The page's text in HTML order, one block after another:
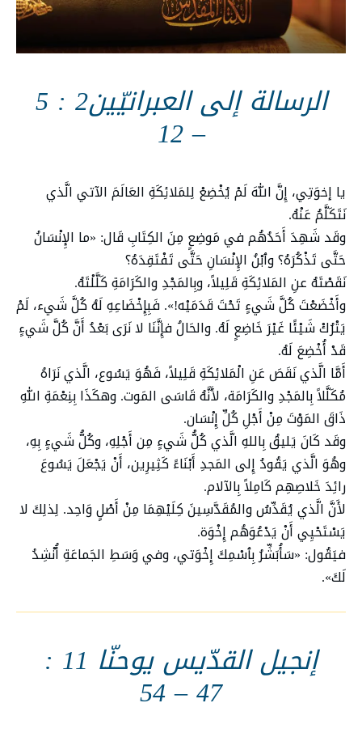
الرسالة إلى العبرانيّين2 : 5
– 12
يا إخوَتِي، إِنَّ اللهَ لَمْ يُخْضِعْ لِلمَلائِكَةِ العَالَمَ الآتي الَّذي
نَتَكَلَّمُ عَنْهُ.
وقَد شَهِدَ أَحَدُهُم في مَوضِعٍ مِنَ الكِتَابِ قَال: «ما الإِنْسَانُ
حَتَّى تَذْكُرَهُ؟ وٱبْنُ الإِنْسَانِ حَتَّى تَفْتَقِدَهُ؟
نَقَصْتَهُ عنِ المَلائِكَةِ قَلِيلاً، وبِالمَجْدِ والكَرَامَةِ كَلَّلْتَهُ.
وأَخْضَعْتَ كُلَّ شَيءٍ تَحْتَ قَدَمَيْه!». فَبِإِخْضَاعِهِ لَهُ كُلَّ شَيء، لَمْ
يَتْرُكْ شَيْئًا غَيْرَ خَاضِعٍ لَهُ. والحَالُ فإِنَّنَا لا نَرَى بَعْدُ أَنَّ كُلَّ شَيءٍ
قَدْ أُخْضِعَ لَهُ.
أَمَّا الَّذي نَقَصَ عَنِ الْمَلائِكَةِ قَلِيلاً، فَهُوَ يَسُوع، الَّذي نَرَاهُ
مُكَلَّلاً بِالمَجْدِ والكَرَامَة، لأَنَّهُ قَاسَى المَوت. وهكَذَا بِنِعْمَةِ اللهِ
ذَاقَ المَوْتَ مِنْ أَجْلِ كُلِّ إِنْسَان.
وقَد كَانَ يَليقُ بِاللهِ الَّذي كُلُّ شَيءٍ مِن أَجْلِهِ، وكُلُّ شَيءٍ بِهِ،
وهُوَ الَّذي يَقُودُ إِلى المَجدِ أَبْنَاءً كَثِيرِين، أَنْ يَجْعَلَ يَسُوعَ
رائِدَ خَلاصِهِم كَامِلاً بِالآلام.
لأَنَّ الَّذي يُقَدِّسُ والمُقَدَّسِينَ كِلَيْهِمَا مِنْ أَصْلٍ وَاحِد. لِذلِكَ لا
يَسْتَحْيِي أَنْ يَدْعُوَهُم إِخْوَة.
فيَقُول: «سَأُبَشِّرُ بِٱسْمِكَ إِخْوَتي، وفي وَسَطِ الجَماعَةِ أُنْشِدُ
لَكَ».
إنجيل القدّيس يوحنّا 11 :
47 – 54